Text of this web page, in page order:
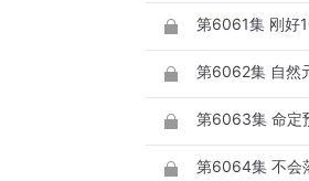
第6061集 刚好
第6062集 自然
第6063集 命定
第6064集 不会